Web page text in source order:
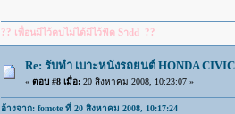
?? เพื่อนมีไว้คบไม่ได้มีไว้ฟัด Sาdd ??
Re: รับทำ เบาะหนังรถยนต์ HONDA
« ตอบ #8 เมื่อ:20 สิงหาคม 2008, 10:23:07 »
อ้างจาก: fomote ที่ 20 สิงหาคม 2008, 10:17:24